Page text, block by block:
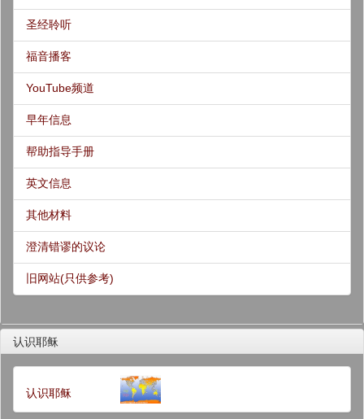
圣经聆听
福音播客
YouTube频道
早年信息
帮助指导手册
英文信息
其他材料
澄清错谬的议论
旧网站(只供参考)
认识耶稣
认识耶稣